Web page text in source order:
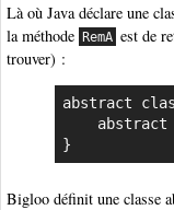
Là où Java déclare une
la méthode RemA est de
trouver) :
abstract
}
Bigloo définit une classe